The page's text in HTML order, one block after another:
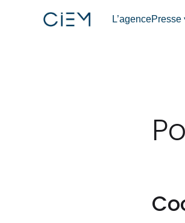
L’agencePresse